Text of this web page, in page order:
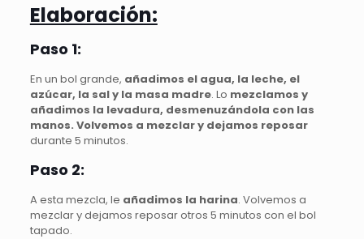
Elaboración:
Paso 1:
En un bol grande, añadimos el agua, la leche, el
azúcar, la sal y la masa madre. Lo mezclamos y
añadimos la levadura, desmenuzándola con las
manos. Volvemos a mezclar y dejamos reposar
durante 5 minutos.
Paso 2:
A esta mezcla, le añadimos la harina. Volvemos a
mezclar y dejamos reposar otros 5 minutos con el bol
tapado.